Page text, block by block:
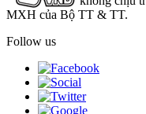
MXH của Bộ TT & TT.
Follow us